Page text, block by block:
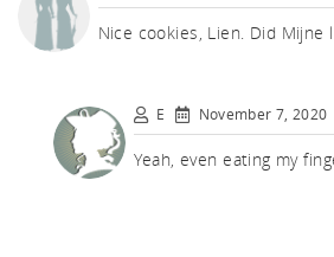
Nice cookies, Lien. Did Mijne
E November 7, 2020
Yeah, even eating my